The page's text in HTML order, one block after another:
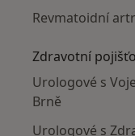
Revmatoidní
Zdravotní
Urologové s
Brně
Urologové s